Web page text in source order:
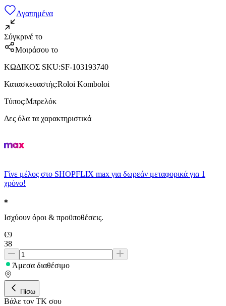
Αγαπημένα
Σύγκρινέ το
Μοιράσου το
ΚΩΔΙΚΟΣ SKU:SF-103193740
Κατασκευαστής:Roloi Komboloi
Τύπος:Μπρελόκ
Δες όλα τα χαρακτηριστικά
Γίνε μέλος στο SHOPFLIX max για δωρεάν μεταφορικά για 1
χρόνο!
Ισχύουν όροι & προϋποθέσεις.
€9
38
Άμεσα διαθέσιμο
Πίσω
Βάλε τον ΤΚ σου